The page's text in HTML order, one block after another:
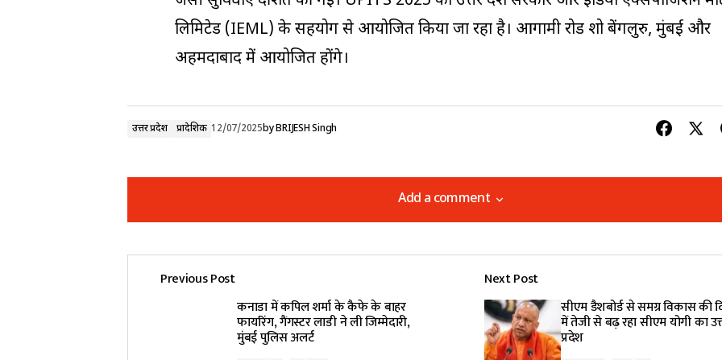
लिमिटेड (IEML) के सहयोग से आयोजित किया जा रहा है। आगामी रोड शो बेंगलुरु, मुंबई और
अहमदाबाद में आयोजित होंगे।
उत्तर प्रदेश प्रादेशिक 12/07/2025byBRIJESH Singh
Add a comment
Add a comment
Your email address will not be published. Required fields are marked
Previous Post
कनाडा में कपिल शर्मा के कैफे के बाहर
फायरिंग, गैंगस्टर लाडी ने ली जिम्मेदारी,
मुंबई पुलिस अलर्ट
Next Post
सीएम डैशबोर्ड से समग्र विकास की
में तेजी से बढ़ रहा सीएम योगी का
प्रदेश